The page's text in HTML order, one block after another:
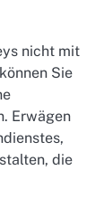
nicht mit
Sie
Erwägen
die